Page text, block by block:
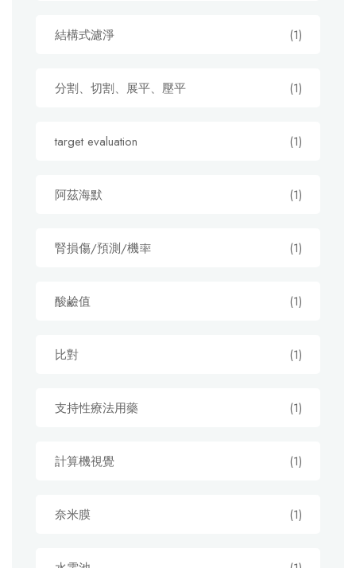
結構式濾淨 (1)
分割、切割、展平、壓平 (1)
target evaluation (1)
阿茲海默 (1)
腎損傷/預測/機率 (1)
酸鹼值 (1)
比對 (1)
支持性療法用藥 (1)
計算機視覺 (1)
奈米膜 (1)